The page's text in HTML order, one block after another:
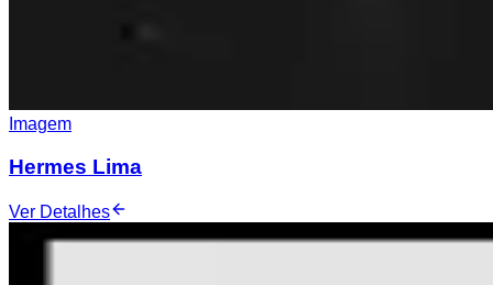
Imagem
Hermes Lima
Ver Detalhes